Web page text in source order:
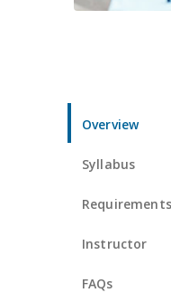
Overview
Syllabus
Requirements
Instructor
FAQs